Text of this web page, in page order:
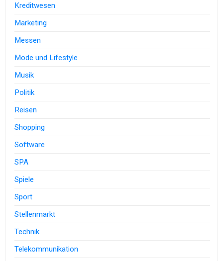
Kreditwesen
Marketing
Messen
Mode und Lifestyle
Musik
Politik
Reisen
Shopping
Software
SPA
Spiele
Sport
Stellenmarkt
Technik
Telekommunikation